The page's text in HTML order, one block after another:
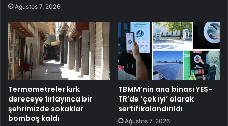
Ağustos 7, 2026
Termometreler kırk
dereceye fırlayınca bir
şehrimizde sokaklar
bomboş kaldı
TBMM’nin ana binası YES-
TR’de ‘çok iyi’ olarak
sertifikalandırıldı
Ağustos 7, 2026